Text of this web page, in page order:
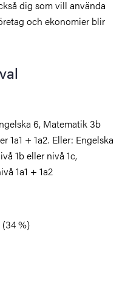
dig som vill använda
och ekonomier blir
6, Matematik 3b
1a1 + 1a2. Eller: Engelska
1b eller nivå 1c,
1a1 + 1a2
%)